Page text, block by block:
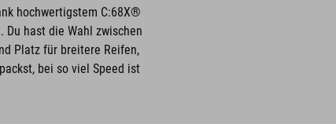
hochwertigstem C:68X®
hast die Wahl zwischen
Platz für breitere Reifen,
bei so viel Speed ist